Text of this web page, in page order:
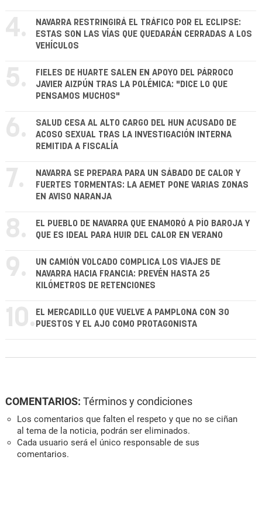
4.
NAVARRA RESTRINGIRÁ EL TRÁFICO POR EL ECLIPSE:
ESTAS SON LAS VÍAS QUE QUEDARÁN CERRADAS A LOS
VEHÍCULOS
5.
FIELES DE HUARTE SALEN EN APOYO DEL PÁRROCO
JAVIER AIZPÚN TRAS LA POLÉMICA: "DICE LO QUE
PENSAMOS MUCHOS"
6.
SALUD CESA AL ALTO CARGO DEL HUN ACUSADO DE
ACOSO SEXUAL TRAS LA INVESTIGACIÓN INTERNA
REMITIDA A FISCALÍA
7.
NAVARRA SE PREPARA PARA UN SÁBADO DE CALOR Y
FUERTES TORMENTAS: LA AEMET PONE VARIAS ZONAS
EN AVISO NARANJA
8.
EL PUEBLO DE NAVARRA QUE ENAMORÓ A PÍO BAROJA Y
QUE ES IDEAL PARA HUIR DEL CALOR EN VERANO
9.
UN CAMIÓN VOLCADO COMPLICA LOS VIAJES DE
NAVARRA HACIA FRANCIA: PREVÉN HASTA 25
KILÓMETROS DE RETENCIONES
10. EL MERCADILLO QUE VUELVE A PAMPLONA CON 30
PUESTOS Y EL AJO COMO PROTAGONISTA
COMENTARIOS: Términos y condiciones
Los comentarios que falten el respeto y que no se ciñan
al tema de la noticia, podrán ser eliminados.
Cada usuario será el único responsable de sus
comentarios.